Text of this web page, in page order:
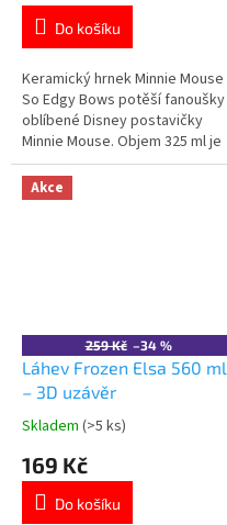
5,0
5
hvězdiček.
Do košíku
Keramický hrnek Minnie Mouse
So Edgy Bows potěší fanoušky
oblíbené Disney postavičky
Minnie Mouse. Objem 325 ml je
ideální pro oblíbené teplé i
studené nápoje. Kvalitní
keramické provedení. Vhodný
Akce
259 Kč –34 %
Láhev Frozen Elsa 560 ml
– 3D uzávěr
Průměrné
produktu
5,0
Skladem (>5 ks)
169 Kč
Do košíku